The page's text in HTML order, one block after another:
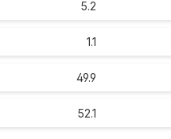
5.2
1.1
49.9
52.1